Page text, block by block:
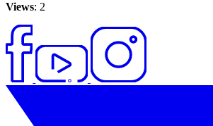
Views: 2